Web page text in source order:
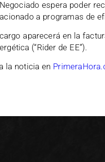
espera poder
a programas de
aparecerá en la
(“Rider de EE”).
la noticia en